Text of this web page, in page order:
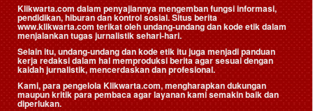
Klikwarta.com dalam penyajiannya mengemban fungsi informasi,
pendidikan, hiburan dan kontrol sosial. Situs berita
www.klikwarta.com terikat oleh undang-undang dan kode etik dalam
menjalankan tugas jurnalistik sehari-hari.
Selain itu, undang-undang dan kode etik itu juga menjadi panduan
kerja redaksi dalam hal memproduksi berita agar sesuai dengan
kaidah jurnalistik, mencerdaskan dan profesional.
Kami, para pengelola Klikwarta.com, mengharapkan dukungan
maupun kritik para pembaca agar layanan kami semakin baik dan
diperlukan.